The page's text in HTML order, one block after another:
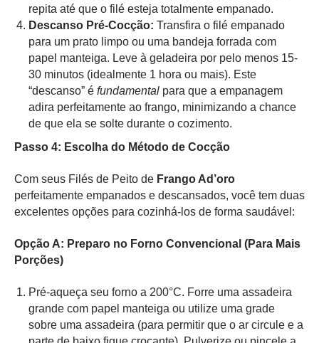
repita até que o filé esteja totalmente empanado.
Descanso Pré-Cocção: Transfira o filé empanado
para um prato limpo ou uma bandeja forrada com
papel manteiga. Leve à geladeira por pelo menos 15-
30 minutos (idealmente 1 hora ou mais). Este
“descanso” é fundamental para que a empanagem
adira perfeitamente ao frango, minimizando a chance
de que ela se solte durante o cozimento.
Passo 4: Escolha do Método de Cocção
Com seus Filés de Peito de Frango Ad’oro
perfeitamente empanados e descansados, você tem duas
excelentes opções para cozinhá-los de forma saudável:
Opção A: Preparo no Forno Convencional (Para Mais
Porções)
Pré-aqueça seu forno a 200°C. Forre uma assadeira
grande com papel manteiga ou utilize uma grade
sobre uma assadeira (para permitir que o ar circule e a